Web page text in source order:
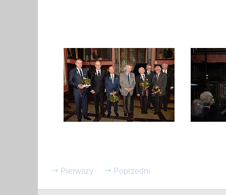
Pierwszy Poprzedni